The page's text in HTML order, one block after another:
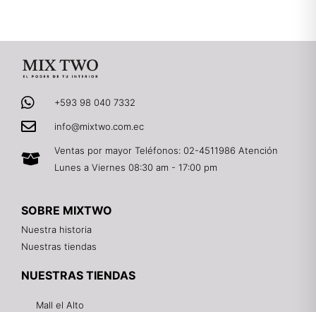
+593 98 040 7332
info@mixtwo.com.ec
Ventas por mayor Teléfonos: 02-4511986 Atención
Lunes a Viernes 08:30 am - 17:00 pm
SOBRE MIXTWO
Nuestra historia
Nuestras tiendas
NUESTRAS TIENDAS
Mall el Alto